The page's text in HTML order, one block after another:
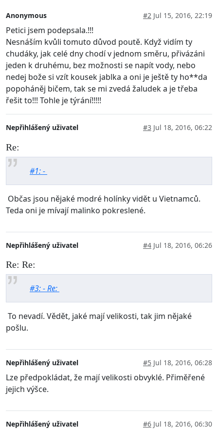
Anonymous #2 Jul 15, 2016, 22:19
Petici jsem podepsala.!!!
Nesnáším kvůli tomuto důvod poutě. Když vidím ty
chudáky, jak celé dny chodí v jednom směru, přivázáni
jeden k druhému, bez možnosti se napít vody, nebo
nedej bože si vzít kousek jablka a oni je ještě ty ho**da
popoháněj bičem, tak se mi zvedá žaludek a je třeba
řešit to!!! Tohle je týrání!!!!!
Nepřihlášený uživatel #3 Jul 18, 2016, 06:22
Re:
#1: -
Občas jsou nějaké modré holínky vidět u Vietnamců.
Teda oni je mívají malinko pokreslené.
Nepřihlášený uživatel #4 Jul 18, 2016, 06:26
Re: Re:
#3: - Re:
To nevadí. Vědět, jaké mají velikosti, tak jim nějaké
pošlu.
Nepřihlášený uživatel #5 Jul 18, 2016, 06:28
Lze předpokládat, že mají velikosti obvyklé. Přiměřené
jejich výšce.
Nepřihlášený uživatel #6 Jul 18, 2016, 06:30